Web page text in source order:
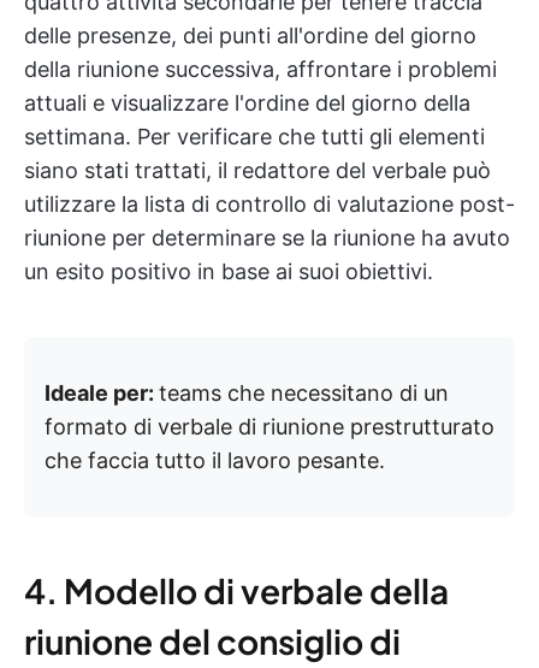
delle presenze, dei punti all'ordine del giorno
della riunione successiva, affrontare i problemi
attuali e visualizzare l'ordine del giorno della
settimana. Per verificare che tutti gli elementi
siano stati trattati, il redattore del verbale può
utilizzare la lista di controllo di valutazione post-
riunione per determinare se la riunione ha avuto
un esito positivo in base ai suoi obiettivi.
Ideale per: teams che necessitano di un
formato di verbale di riunione prestrutturato
che faccia tutto il lavoro pesante.
4. Modello di verbale della
riunione del consiglio di